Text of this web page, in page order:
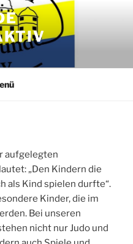
aufgelegten
„Den Kindern die
als Kind spielen durfte“.
Kinder, die im
Bei unseren
nicht nur Judo und